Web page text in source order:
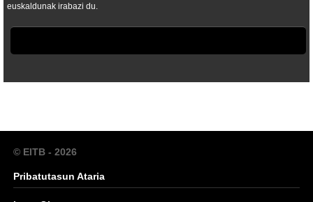
euskaldunak irabazi du.
© EITB - 2026
Pribatutasun Ataria